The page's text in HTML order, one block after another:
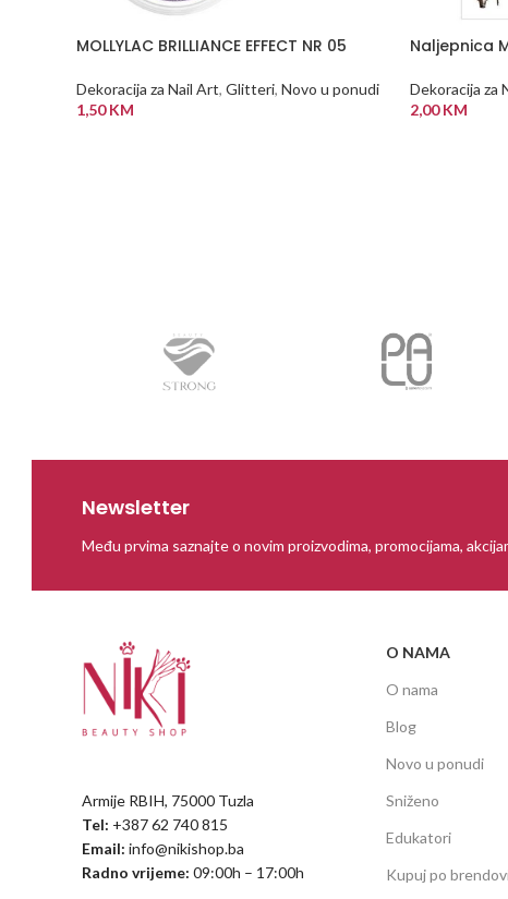
MOLLYLAC BRILLIANCE EFFECT NR 05
Dekoracija za Nail Art, Glitteri, Novo u ponudi
1,50KM
Naljepnica
Dekoracija za
2,00KM
Newsletter
Među prvima saznajte o novim proizvodima, promocijama,
Armije RBIH, 75000 Tuzla
Tel: +387 62 740 815
Email: info@nikishop.ba
Radno vrijeme: 09:00h – 17:00h
O NAMA
O nama
Blog
Novo u ponudi
Sniženo
Edukatori
Kupuj po